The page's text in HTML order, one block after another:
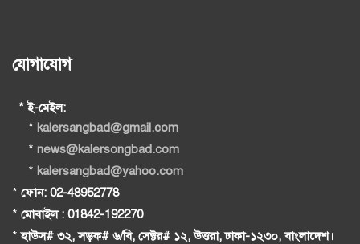
যোগাযোগ
* ই-মেইল:
* kalersangbad@gmail.com
* news@kalersongbad.com
* kalersangbad@yahoo.com
* ফোন: 02-48952778
* মোবাইল : 01842-192270
*হাউস# ৩২, সড়ক# ৬/বি, সেক্টর# ১২, উত্তরা, ঢাকা-১২৩০, বাংলাদেশ।